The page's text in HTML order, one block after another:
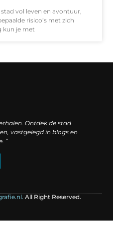
vol leven en avontuur,
risico’s met zich
kun je met
Ontdek de stad
vastgelegd in blogs en
“
All Right Reserved.